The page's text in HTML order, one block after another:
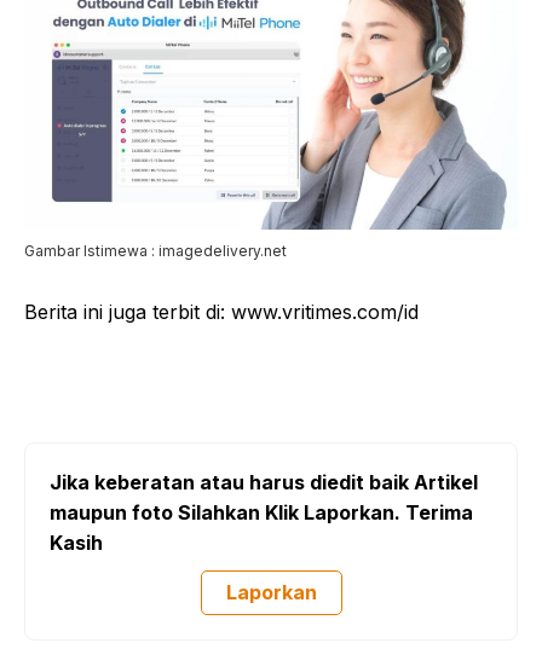
Gambar Istimewa : imagedelivery.net
Berita ini juga terbit di: www.vritimes.com/id
Jika keberatan atau harus diedit baik Artikel
maupun foto Silahkan Klik Laporkan. Terima
Kasih
Laporkan